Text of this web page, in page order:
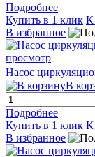
Подробнее
Купить в 1 клик К
В избранное
просмотр
Насос
В
Подробнее
Купить в 1 клик К
В избранное